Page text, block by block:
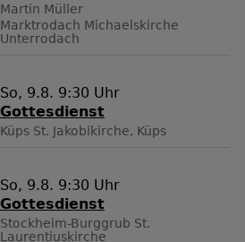
Martin Müller
Marktrodach Michaelskirche
Unterrodach
So, 9.8. 9:30 Uhr
Gottesdienst
Küps St. Jakobikirche, Küps
So, 9.8. 9:30 Uhr
Gottesdienst
Stockheim-Burggrub St.
Laurentiuskirche